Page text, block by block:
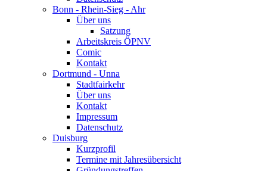
Bonn - Rhein-Sieg - Ahr
Über uns
Satzung
Arbeitskreis ÖPNV
Comic
Kontakt
Dortmund - Unna
Stadtfairkehr
Über uns
Kontakt
Impressum
Datenschutz
Duisburg
Kurzprofil
Termine mit Jahresübersicht